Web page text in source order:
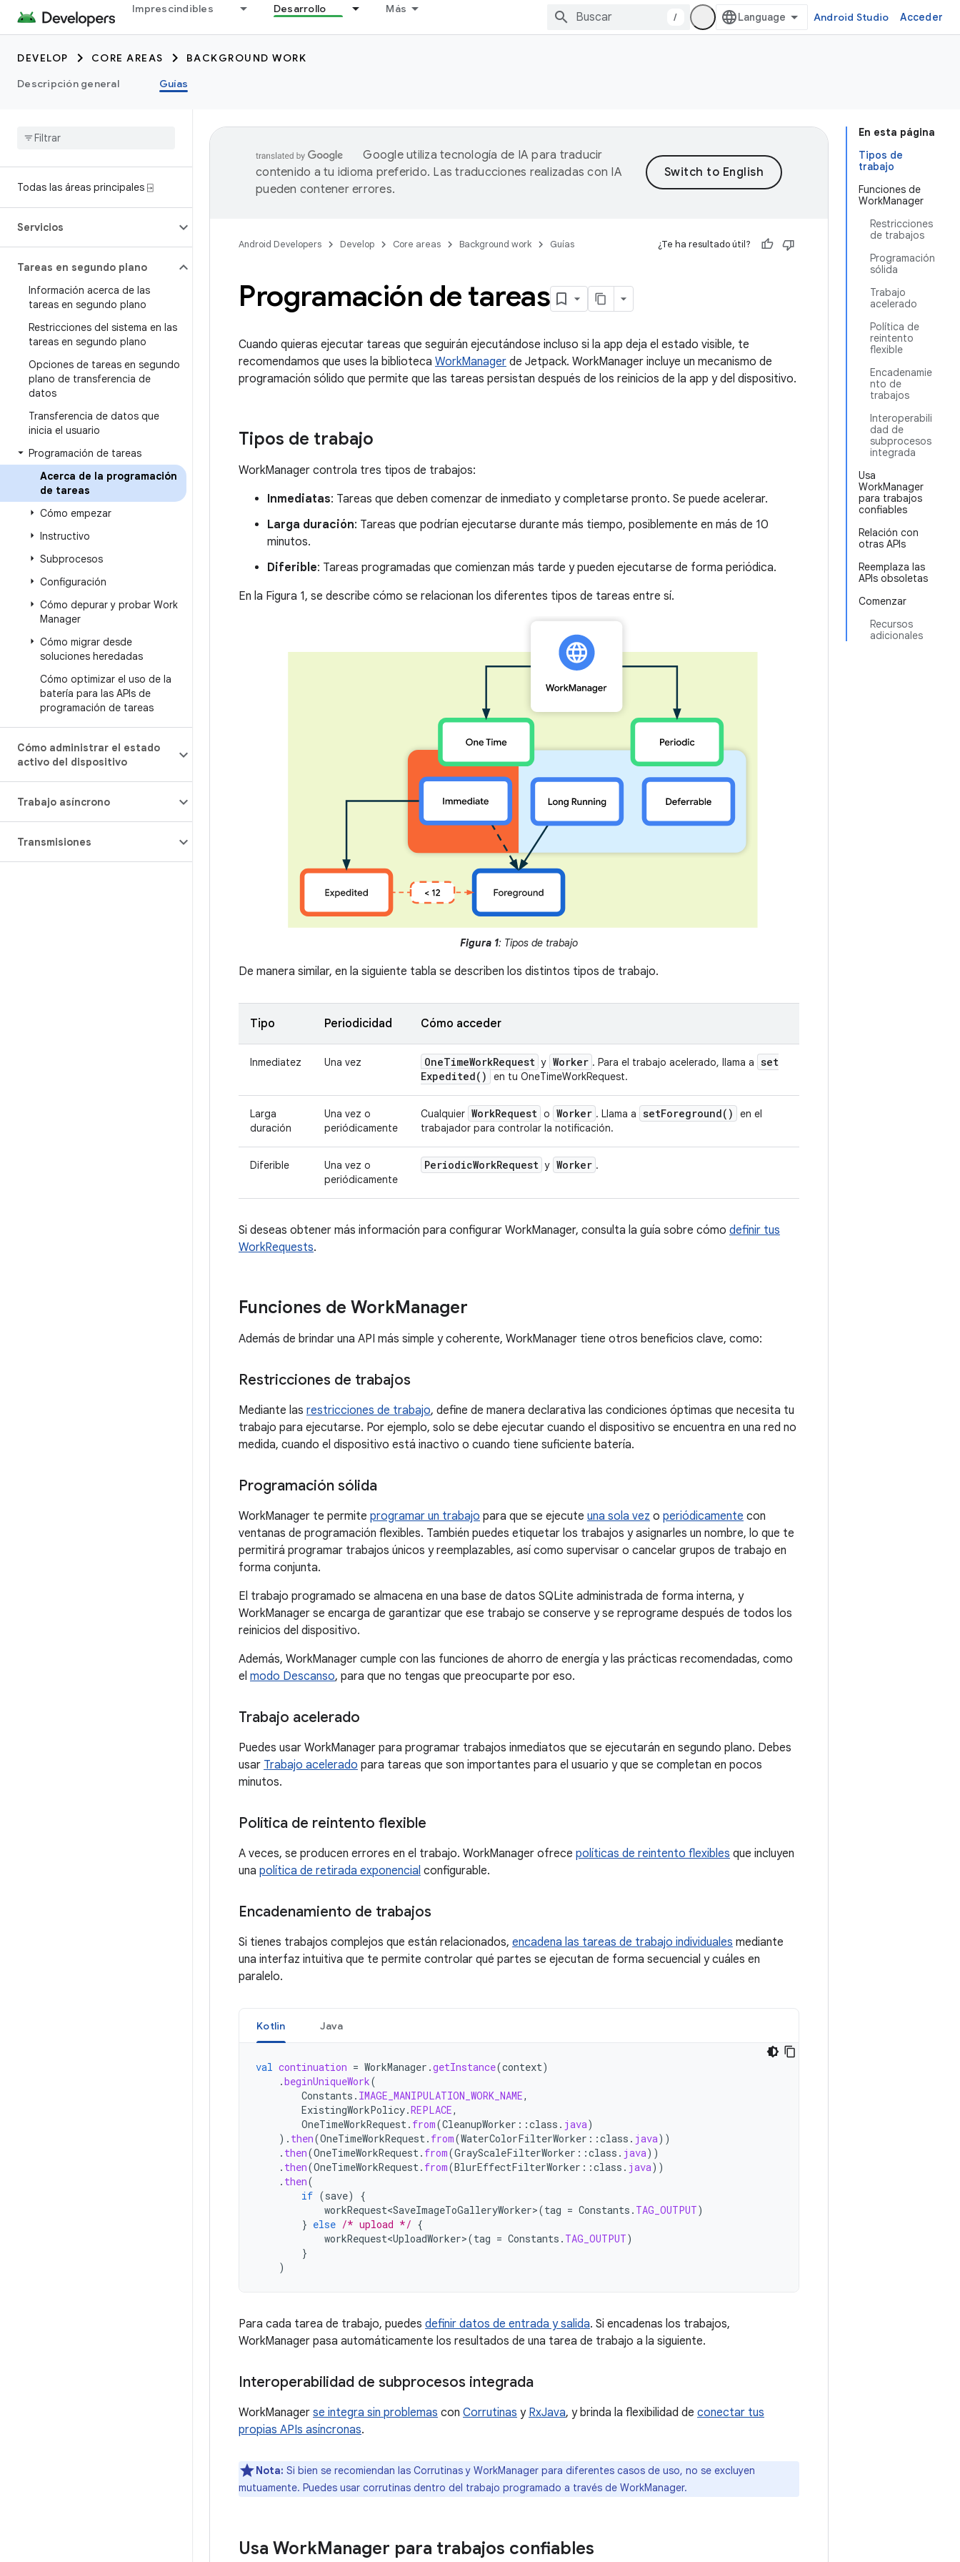
Imprescindibles Desarrollo Más
/ Android Studio Acceder
DEVELOP CORE AREAS
BACKGROUND WORK
Descripción general
Guías
Todas las áreas principales ⍈
Servicios
Tareas en segundo plano
Información acerca de las
tareas en segundo plano
Restricciones del sistema en las
tareas en segundo plano
Opciones de tareas en segundo
plano de transferencia de
datos
Transferencia de datos que
inicia el usuario
Programación de tareas
Acerca de la programación
de tareas
Cómo empezar
Instructivo
Subprocesos
Configuración
Cómo depurar y probar Work
Manager
Cómo migrar desde
soluciones heredadas
Cómo optimizar el uso de la
batería para las APIs de
programación de tareas
Cómo administrar el estado
activo del dispositivo
Trabajo asíncrono
Transmisiones
En esta página
Tipos de
trabajo
Funciones de
WorkManager
Restricciones
de trabajos
Programación
sólida
Trabajo
acelerado
Política de
reintento
flexible
Encadenamie
nto de
trabajos
Interoperabili
dad de
subprocesos
integrada
Usa
WorkManager
para trabajos
confiables
Relación con
otras APIs
Reemplaza las
APIs obsoletas
Comenzar
Recursos
adicionales
Google utiliza tecnología de IA para traducir
contenido a tu idioma preferido. Las traducciones realizadas con IA
pueden contener errores.
Android Developers Develop Core areas Background work Guías ¿Te ha resultado útil?
Programación de tareas
Cuando quieras ejecutar tareas que seguirán ejecutándose incluso si la app deja el estado visible, te
recomendamos que uses la biblioteca WorkManager de Jetpack. WorkManager incluye un mecanismo de
programación sólido que permite que las tareas persistan después de los reinicios de la app y del dispositivo.
Tipos de trabajo
WorkManager controla tres tipos de trabajos:
Inmediatas: Tareas que deben comenzar de inmediato y completarse pronto. Se puede acelerar.
Larga duración: Tareas que podrían ejecutarse durante más tiempo, posiblemente en más de 10
minutos.
Diferible: Tareas programadas que comienzan más tarde y pueden ejecutarse de forma periódica.
En la Figura 1, se describe cómo se relacionan los diferentes tipos de tareas entre sí.
Figura 1: Tipos de trabajo
De manera similar, en la siguiente tabla se describen los distintos tipos de trabajo.
Tipo Periodicidad Cómo acceder
Inmediatez Una vez OneTimeWorkRequest y Worker . Para el trabajo acelerado, llama a set
Expedited( ) en tu OneTimeWorkRequest.
Larga
duración
Una vez o
periódicamente
Cualquier WorkRequest o Worker . Llama a setForeground( )
en el
trabajador para controlar la notificación.
Diferible
Una vez o
periódicamente
PeriodicWorkRequest y Worker .
Si deseas obtener más información para configurar WorkManager, consulta la guía sobre cómo definir tus
WorkRequests.
Funciones de WorkManager
Además de brindar una API más simple y coherente, WorkManager tiene otros beneficios clave, como:
Restricciones de trabajos
Mediante las restricciones de trabajo, define de manera declarativa las condiciones óptimas que necesita tu
trabajo para ejecutarse. Por ejemplo, solo se debe ejecutar cuando el dispositivo se encuentra en una red no
medida, cuando el dispositivo está inactivo o cuando tiene suficiente batería.
Programación sólida
WorkManager te permite programar un trabajo para que se ejecute una sola vez o periódicamente con
ventanas de programación flexibles. También puedes etiquetar los trabajos y asignarles un nombre, lo que te
permitirá programar trabajos únicos y reemplazables, así como supervisar o cancelar grupos de trabajo en
forma conjunta.
El trabajo programado se almacena en una base de datos SQLite administrada de forma interna, y
WorkManager se encarga de garantizar que ese trabajo se conserve y se reprograme después de todos los
reinicios del dispositivo.
Además, WorkManager cumple con las funciones de ahorro de energía y las prácticas recomendadas, como
el modo Descanso, para que no tengas que preocuparte por eso.
Trabajo acelerado
Puedes usar WorkManager para programar trabajos inmediatos que se ejecutarán en segundo plano. Debes
usar Trabajo acelerado para tareas que son importantes para el usuario y que se completan en pocos
minutos.
Política de reintento flexible
A veces, se producen errores en el trabajo. WorkManager ofrece políticas de reintento flexibles que incluyen
una política de retirada exponencial configurable.
Encadenamiento de trabajos
Si tienes trabajos complejos que están relacionados, encadena las tareas de trabajo individuales mediante
una interfaz intuitiva que te permite controlar qué partes se ejecutan de forma secuencial y cuáles en
paralelo.
Kotlin Java
val continuation = WorkManager .getInstance(context)
.beginUniqueWork(
Constants . IMAGE_MANIPULATION_WORK_NAME,
ExistingWorkPolicy.REPLACE,
OneTimeWorkRequest . from(CleanupWorker ::class . java)
). then(OneTimeWorkRequest . from(WaterColorFilterWorker ::class . java))
. then(OneTimeWorkRequest . from(GrayScaleFilterWorker ::class . java))
. then(OneTimeWorkRequest . from(BlurEffectFilterWorker ::class . java))
. then(
if (save)
{
workRequest<SaveImageToGalleryWorker>(tag = Constants . TAG_OUTPUT)
} else /* upload */ {
workRequest<UploadWorker>(tag = Constants . TAG_OUTPUT)
}
)
Para cada tarea de trabajo, puedes definir datos de entrada y salida. Si encadenas los trabajos,
WorkManager pasa automáticamente los resultados de una tarea de trabajo a la siguiente.
Interoperabilidad de subprocesos integrada
WorkManager se integra sin problemas con Corrutinas y RxJava, y brinda la flexibilidad de conectar tus
propias APIs asíncronas.
Nota: Si bien se recomiendan las Corrutinas y WorkManager para diferentes casos de uso, no se excluyen
mutuamente. Puedes usar corrutinas dentro del trabajo programado a través de WorkManager.
Usa WorkManager para trabajos confiables